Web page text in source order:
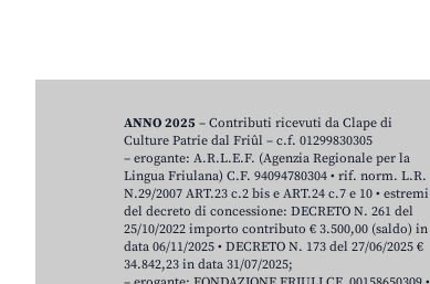
ANNO 2025 – Contributi ricevuti da Clape di
Culture Patrie dal Friûl – c.f. 01299830305
– erogante: A.R.L.E.F. (Agenzia Regionale per la
Lingua Friulana) C.F. 94094780304 • rif. norm. L.R.
N.29/2007 ART.23 c.2 bis e ART.24 c.7 e 10 • estremi
del decreto di concessione: DECRETO N. 261 del
25/10/2022 importo contributo € 3.500,00 (saldo) in
data 06/11/2025 • DECRETO N. 173 del 27/06/2025 €
34.842,23 in data 31/07/2025;